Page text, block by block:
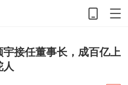
接任董事长，成百亿上
人